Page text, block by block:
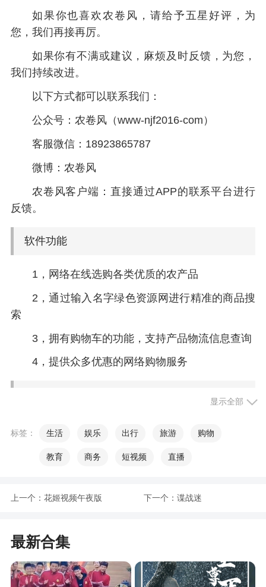
如果你也喜欢农卷风，请给予五星好评，为
您，我们再接再厉。
如果你有不满或建议，麻烦及时反馈，为您，
我们持续改进。
以下方式都可以联系我们：
公众号：农卷风（www-njf2016-com）
客服微信：18923865787
微博：农卷风
农卷风客户端：直接通过APP的联系平台进行
反馈。
软件功能
1，网络在线选购各类优质的农产品
2，通过输入名字绿色资源网进行精准的商品搜
索
3，拥有购物车的功能，支持产品物流信息查询
4，提供众多优惠的网络购物服务
1、搜索简单，在搜索栏里面搜索产品非常方便
2、这个平台还可以一键切换换买家卖家的身
3、结合现有农购平台，我们整合了农业行业属
心竞争力深受业内人士好评和积极推荐使用
4、它是集专业且具前瞻性的农业分类、双通道
实时音视频生产基地监管、订单式农购、盯窗农购
显示全部
标签： 生活 娱乐 出行 旅游 购物
教育 商务 短视频 直播
上一个： 花姬视频午夜版 下一个： 谍战迷
最新合集